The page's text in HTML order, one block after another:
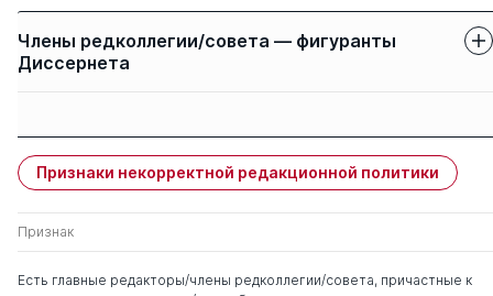
Члены редколлегии/совета — фигуранты
Диссернета
Емельянов Сергей
Геннадьевич
д. тех.н. 0 3
Алексеевич
Признаки некорректной редакционной политики
Признак
Есть главные редакторы/члены редколлегии/совета, причастные к